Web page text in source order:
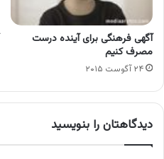
آگهی فرهنگی برای آینده درست
مصرف کنیم
۲۴ آگوست ۲۰۱۵
دیدگاهتان را بنویسید